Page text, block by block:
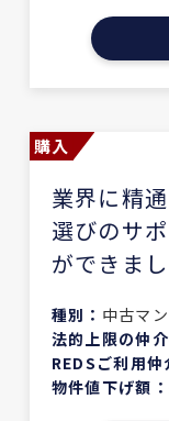
購入
業界に精
選びのサ
ができま
種別： 中古マ
法的上限の仲
REDSご利用仲
物件値下げ額：